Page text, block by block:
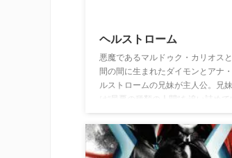
ヘルストローム
悪魔であるマルドゥク・カリオス
間の間に生まれたダイモンとアナ
ルストロームの兄妹が主人公。兄妹
は”最悪の種類の人間”を追い詰めて